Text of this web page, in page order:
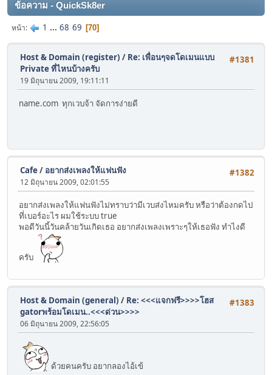
ข้อความ - QuickSk8er
หน้า 1 ... 68 69 70
#1381
Host & Domain (register) / Re: เพื่อนๆจดโดเมนแบบ
Private ที่ไหนบ้างครับ
19 มิถุนายน 2009, 19:11:11
name.com ทุกเวบจ้า จัดการง่ายดี
#1382
Cafe/ อยากส่งเพลงให้แฟนฟัง
12 มิถุนายน 2009, 02:01:55
อยากส่งเพลงให้แฟนฟังไม่ทราบว่ามีเวบส่งไหมครับ หรือว่าต้องกดไป
ที่เบอร์อะไร ผมใช้ระบบ true
พอดีวันนี้วันคล้ายวันเกิดเธอ อยากส่งเพลงเพราะๆให้เธอฟัง ทำไงดี
ครับ
#1383
Host & Domain (general) / Re: <<<แจกฟรี>>>>โฮส
gatorพร้อมโดเมน..<<<ด่วน>>>>
06 มิถุนายน 2009, 22:56:05
ด้วยคนครับ อยากลองไอ้เข้